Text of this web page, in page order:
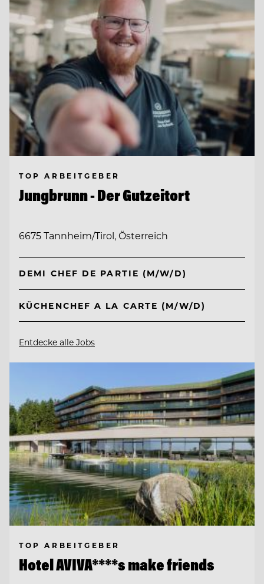
TOP ARBEITGEBER
Jungbrunn - Der Gutzeitort
6675 Tannheim/Tirol, Österreich
DEMI CHEF DE PARTIE (M/W/D)
KÜCHENCHEF A LA CARTE (M/W/D)
Entdecke alle Jobs
TOP ARBEITGEBER
Hotel AVIVA****s make friends